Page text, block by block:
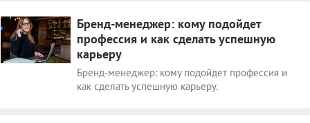
Бренд-менеджер: кому подойдет
профессия и как сделать успешную
карьеру
Бренд-менеджер: кому подойдет профессия и
как сделать успешную карьеру.